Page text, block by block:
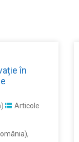
în
Articole